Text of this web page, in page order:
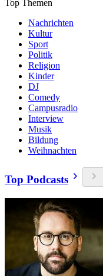
Top Themen
Nachrichten
Kultur
Sport
Politik
Religion
Kinder
DJ
Comedy
Campusradio
Interview
Musik
Bildung
Weihnachten
Top Podcasts